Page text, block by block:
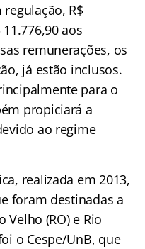
regulação, R$
aos
remunerações, os
já estão inclusos.
para o
propiciará a
ao regime
realizada em 2013,
foram destinadas a
Velho (RO) e Rio
o Cespe/UnB, que